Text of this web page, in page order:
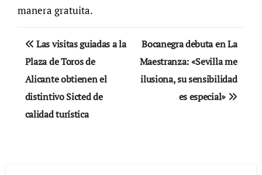
manera gratuita.
Navegación
de
entradas
Las visitas guiadas a la
Plaza de Toros de
Alicante obtienen el
distintivo Sicted de
calidad turística
Bocanegra debuta en La
Maestranza: «Sevilla me
ilusiona, su sensibilidad
es especial»